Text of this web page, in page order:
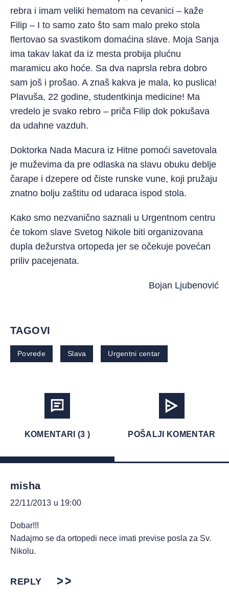
rebra i imam veliki hematom na cevanici – kaže
Filip – I to samo zato što sam malo preko stola
flertovao sa svastikom domaćina slave. Moja Sanja
ima takav lakat da iz mesta probija plućnu
maramicu ako hoće. Sa dva naprsla rebra dobro
sam još i prošao. A znaš kakva je mala, ko puslica!
Plavuša, 22 godine, studentkinja medicine! Ma
vredelo je svako rebro – priča Filip dok pokušava
da udahne vazduh.
Doktorka Nada Macura iz Hitne pomoći savetovala
je muževima da pre odlaska na slavu obuku deblje
čarape i dzepere od čiste runske vune, koji pružaju
znatno bolju zaštitu od udaraca ispod stola.
Kako smo nezvanično saznali u Urgentnom centru
će tokom slave Svetog Nikole biti organizovana
dupla dežurstva ortopeda jer se očekuje povećan
priliv pacejenata.
Bojan Ljubenović
TAGOVI
Povrede Slava Urgentni centar
KOMENTARI (3 ) POŠALJI KOMENTAR
misha
22/11/2013 u 19:00
Dobar!!!
Nadajmo se da ortopedi nece imati previse posla za Sv.
Nikolu.
REPLY